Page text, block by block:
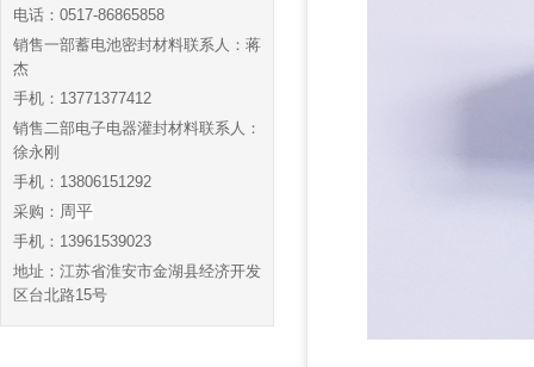
电话：0517-86865858
销售一部蓄电池密封材料联系人：蒋
杰
手机：13771377412
销售二部电子电器灌封材料联系人：
徐永刚
手机：13806151292
采购： 周平
手机：13961539023
地址：江苏省淮安市金湖县经济开发
区台北路15号